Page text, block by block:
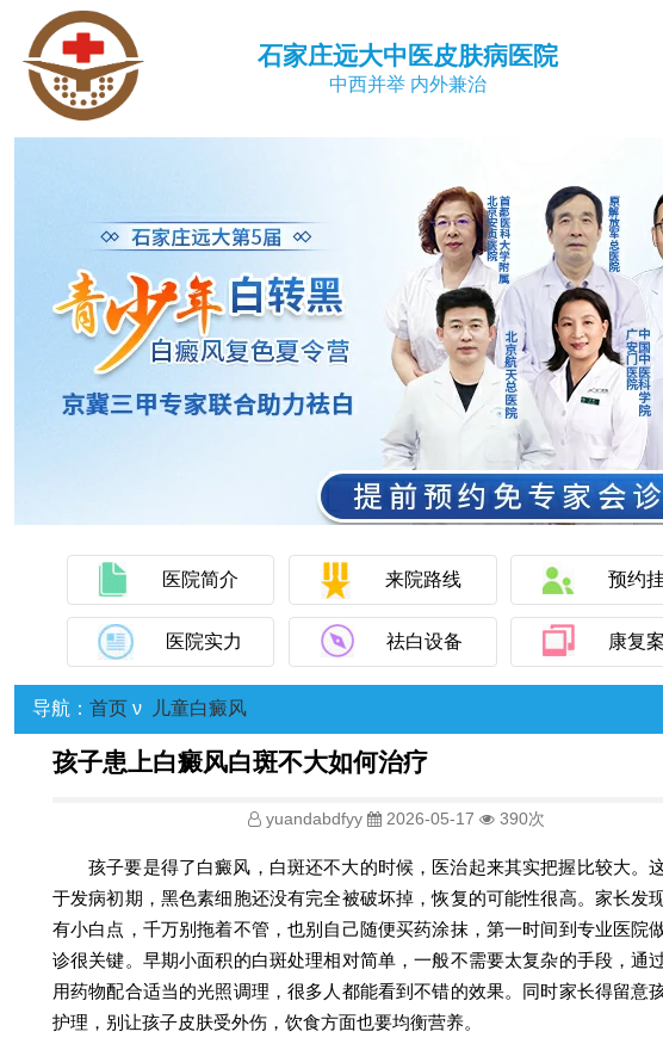
石家庄远大中医皮肤病医院
中西并举 内外兼治
医院简介 来院路线 预约
医院实力 祛白设备 康复
导航： 首页 ν 儿童白癜风
孩子患上白癜风白斑不大如何治疗
yuandabdfyy 2026-05-17 390次
孩子要是得了白癜风，白斑还不大的时候，医治起来其实把握比较大。
于发病初期，黑色素细胞还没有完全被破坏掉，恢复的可能性很高。家长发
有小白点，千万别拖着不管，也别自己随便买药涂抹，第一时间到专业医院
诊很关键。早期小面积的白斑处理相对简单，一般不需要太复杂的手段，通
用药物配合适当的光照调理，很多人都能看到不错的效果。同时家长得留意
护理，别让孩子皮肤受外伤，饮食方面也要均衡营养。